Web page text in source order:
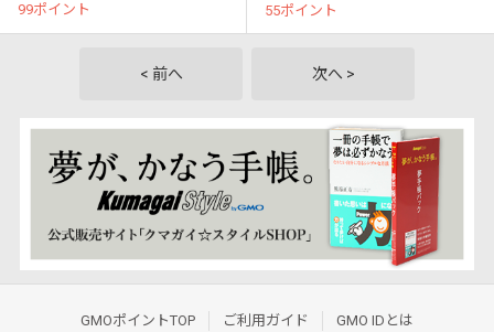
99ポイント 55ポイント
< 前へ 次へ >
GMOポイントTOP ご利用ガイド
GMO IDとは